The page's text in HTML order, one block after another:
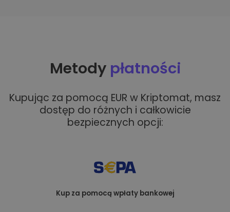
Metody płatności
Kupując za pomocą EUR w Kriptomat, masz
dostęp do różnych i całkowicie
bezpiecznych opcji:
Kup za pomocą wpłaty bankowej